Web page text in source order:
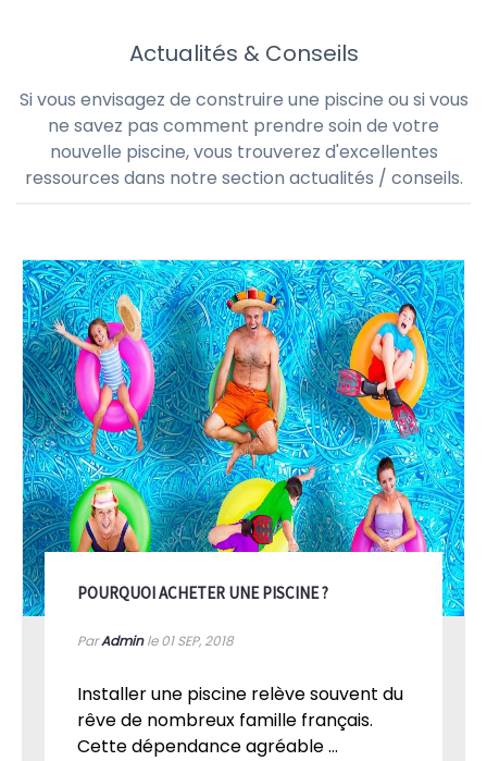
Actualités & Conseils
Si vous envisagez de construire une piscine ou si vous
ne savez pas comment prendre soin de votre
nouvelle piscine, vous trouverez d'excellentes
ressources dans notre section actualités / conseils.
POURQUOI ACHETER UNE PISCINE ?
ParAdminle 01SEP, 2018
Installer une piscine relève souvent du
rêve de nombreux famille français.
Cette dépendance agréable ...